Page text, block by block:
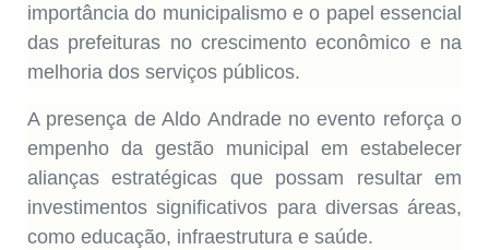
importância do municipalismo e o papel essencial
das prefeituras no crescimento econômico e na
melhoria dos serviços públicos.
A presença de Aldo Andrade no evento reforça o
empenho da gestão municipal em estabelecer
alianças estratégicas que possam resultar em
investimentos significativos para diversas áreas,
como educação, infraestrutura e saúde.